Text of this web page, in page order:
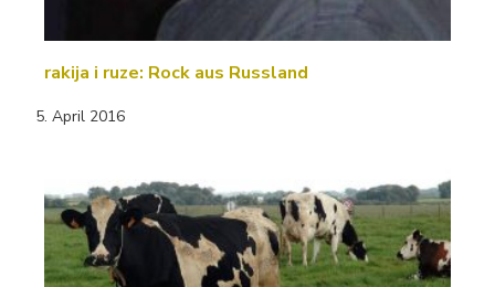
rakija i ruze: Rock aus Russland
5. April 2016